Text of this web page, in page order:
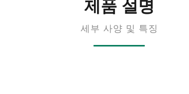
제품 설명
세부 사양 및 특징